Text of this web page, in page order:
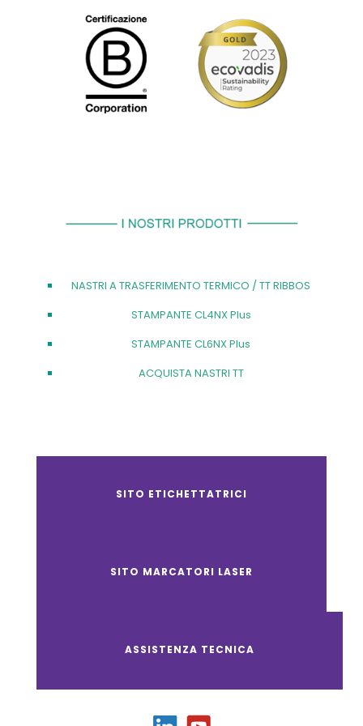
NASTRI A TRASFERIMENTO TERMICO / TT RIBBOS
STAMPANTE CL4NX Plus
STAMPANTE CL6NX Plus
ACQUISTA NASTRI TT
SITO ETICHETTATRICI
SITO MARCATORI LASER
ASSISTENZA TECNICA